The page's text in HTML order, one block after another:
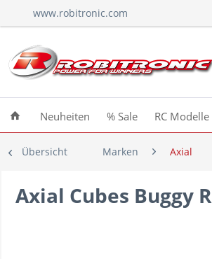
www.robitronic.com
Neuheiten % Sale RC Modelle
Übersicht Marken Axial
Axial Cubes Buggy